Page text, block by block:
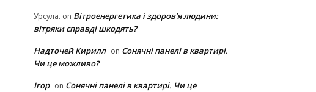
Урсула. on Вітроенергетика і здоров’я людини:
вітряки cправді шкодять?
Надточей Кирилл on Сонячні панелі в квартирі.
Чи це можливо?
Ігор on Сонячні панелі в квартирі. Чи це